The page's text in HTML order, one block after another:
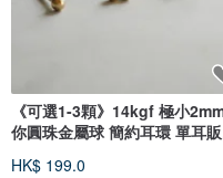
《可選1-3顆》14kgf 極小
你圓珠金屬球 簡約耳環 單耳
HK$ 199.0